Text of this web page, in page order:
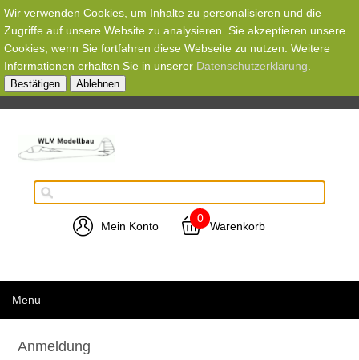
Wir verwenden Cookies, um Inhalte zu personalisieren und die
Zugriffe auf unsere Website zu analysieren. Sie akzeptieren unsere
Cookies, wenn Sie fortfahren diese Webseite zu nutzen. Weitere
Informationen erhalten Sie in unserer Datenschutzerklärung
Bestätigen Ablehnen
Mein Konto
0
Warenkorb
Menu
Anmeldung